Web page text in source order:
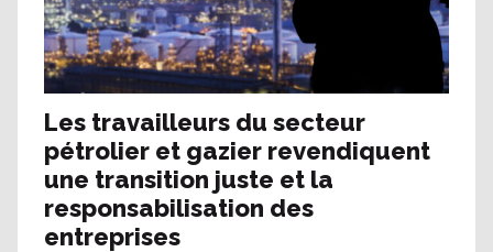
Les travailleurs du secteur
pétrolier et gazier revendiquent
une transition juste et la
responsabilisation des
entreprises